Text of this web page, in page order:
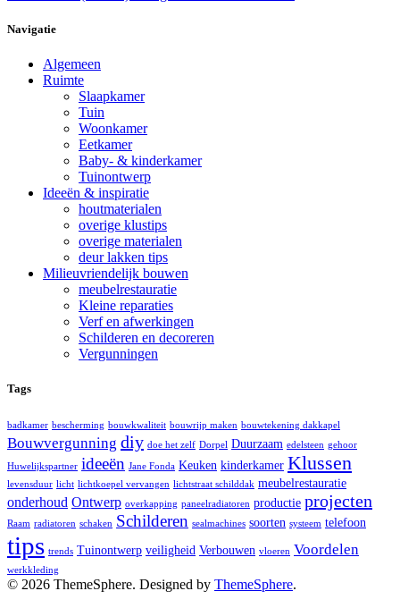
Navigatie
Algemeen
Ruimte
Slaapkamer
Tuin
Woonkamer
Eetkamer
Baby- & kinderkamer
Tuinontwerp
Ideeën & inspiratie
houtmaterialen
overige klustips
overige materialen
deur lakken tips
Milieuvriendelijk bouwen
meubelrestauratie
Kleine reparaties
Verf en afwerkingen
Schilderen en decoreren
Vergunningen
Tags
badkamer bescherming bouwkwaliteit bouwrijp maken bouwtekening dakkapel
Bouwvergunning diy doe het zelf Dorpel Duurzaam edelsteen gehoor
Huwelijkspartner ideeën Jane Fonda Keuken kinderkamer Klussen
levensduur licht lichtkoepel vervangen lichtstraat schilddak meubelrestauratie
onderhoud Ontwerp overkapping paneelradiatoren productie projecten
Raam radiatoren schaken Schilderen sealmachines soorten systeem telefoon
tips trends Tuinontwerp veiligheid Verbouwen vloeren Voordelen
werkkleding
© 2026 ThemeSphere. Designed by ThemeSphere.